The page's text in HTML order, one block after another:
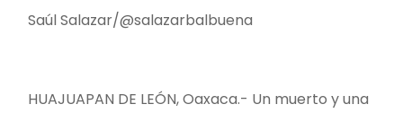
Saúl Salazar/@salazarbalbuena
HUAJUAPAN DE LEÓN, Oaxaca.- Un muerto y una